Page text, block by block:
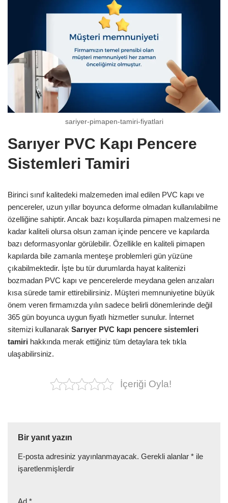
sariyer-pimapen-tamiri-fiyatlari
Sarıyer PVC Kapı Pencere
Sistemleri Tamiri
Birinci sınıf kalitedeki malzemeden imal edilen PVC kapı ve
pencereler, uzun yıllar boyunca deforme olmadan kullanılabilme
özelliğine sahiptir. Ancak bazı koşullarda pimapen malzemesi ne
kadar kaliteli olursa olsun zaman içinde pencere ve kapılarda
bazı deformasyonlar görülebilir. Özellikle en kaliteli pimapen
kapılarda bile zamanla menteşe problemleri gün yüzüne
çıkabilmektedir. İşte bu tür durumlarda hayat kalitenizi
bozmadan PVC kapı ve pencerelerde meydana gelen arızaları
kısa sürede tamir ettirebilirsiniz. Müşteri memnuniyetine büyük
önem veren firmamızda yılın sadece belirli dönemlerinde değil
365 gün boyunca uygun fiyatlı hizmetler sunulur. İnternet
sitemizi kullanarak Sarıyer PVC kapı pencere sistemleri
tamiri hakkında merak ettiğiniz tüm detaylara tek tıkla
ulaşabilirsiniz.
İçeriği Oyla!
Bir yanıt yazın
E-posta adresiniz yayınlanmayacak. Gerekli alanlar * ile
işaretlenmişlerdir